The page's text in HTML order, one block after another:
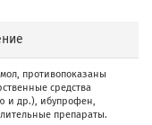
противопоказаны
средства
и др.), ибупрофен,
препараты.